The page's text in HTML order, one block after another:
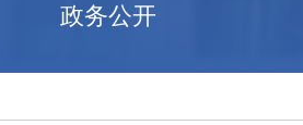
政务公开